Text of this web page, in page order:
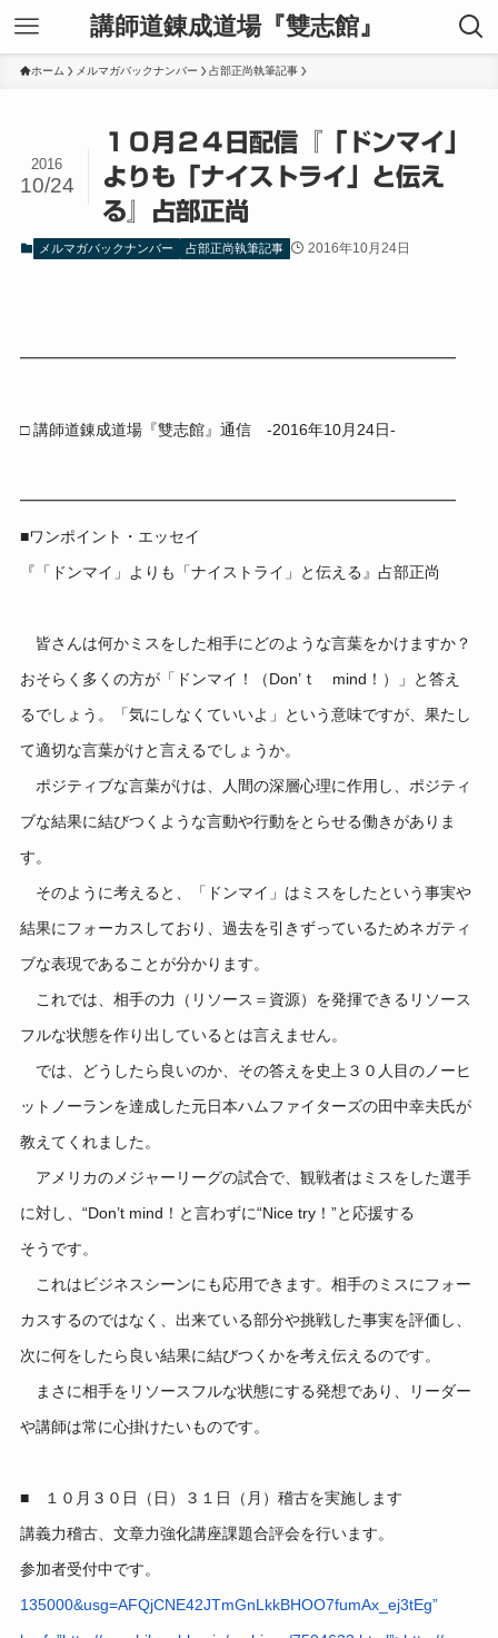
講師道錬成道場『雙志館』
ホーム メルマガバックナンバー 占部正尚執筆記事
１０月２４日配信『「ドンマイ」
よりも「ナイストライ」と伝え
る』占部正尚
2016
10/24
メルマガバックナンバー 占部正尚執筆記事 2016年10月24日
━━━━━━━━━━━━━━━━━━━━━━━━━━━━
□ 講師道錬成道場『雙志館』通信 -2016年10月24日-
━━━━━━━━━━━━━━━━━━━━━━━━━━━━
■ワンポイント・エッセイ
『「ドンマイ」よりも「ナイストライ」と伝える』占部正尚
皆さんは何かミスをした相手にどのような言葉をかけますか？
おそらく多くの方が「ドンマイ！（Don’ｔ mind！）」と答え
るでしょう。「気にしなくていいよ」という意味ですが、果たし
て適切な言葉がけと言えるでしょうか。
ポジティブな言葉がけは、人間の深層心理に作用し、ポジティ
ブな結果に結びつくような言動や行動をとらせる働きがありま
す。
そのように考えると、「ドンマイ」はミスをしたという事実や
結果にフォーカスしており、過去を引きずっているためネガティ
ブな表現であることが分かります。
これでは、相手の力（リソース＝資源）を発揮できるリソース
フルな状態を作り出しているとは言えません。
では、どうしたら良いのか、その答えを史上３０人目のノーヒ
ットノーランを達成した元日本ハムファイターズの田中幸夫氏が
教えてくれました。
アメリカのメジャーリーグの試合で、観戦者はミスをした選手
に対し、“Don’t mind！と言わずに“Nice try！”と応援する
そうです。
これはビジネスシーンにも応用できます。相手のミスにフォー
カスするのではなく、出来ている部分や挑戦した事実を評価し、
次に何をしたら良い結果に結びつくかを考え伝えるのです。
まさに相手をリソースフルな状態にする発想であり、リーダー
や講師は常に心掛けたいものです。
■ １０月３０日（日）３１日（月）稽古を実施します
講義力稽古、文章力強化講座課題合評会を行います。
参加者受付中です。
135000&usg=AFQjCNE42JTmGnLkkBHOO7fumAx_ej3tEg”